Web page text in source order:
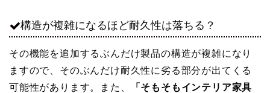
構造が複雑になるほど耐久性は落ちる？
その機能を追加するぶんだけ製品の構造が複雑になり
ますので、そのぶんだけ耐久性に劣る部分が出てくる
可能性があります。また、
「そもそもインテリア家具